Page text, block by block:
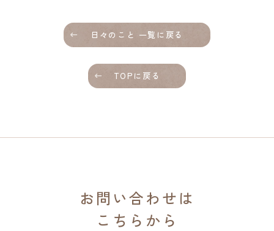
日々のこと 一覧に戻る
TOPに戻る
お問い合わせは
こちらから